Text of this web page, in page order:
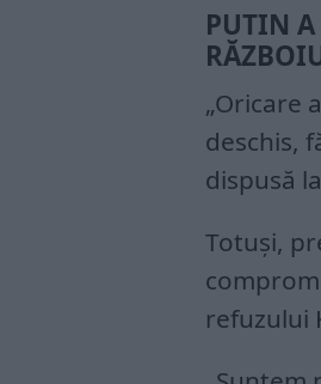
PUTIN A
„Oricare
deschis,
dispusă
Totuși,
refuzului